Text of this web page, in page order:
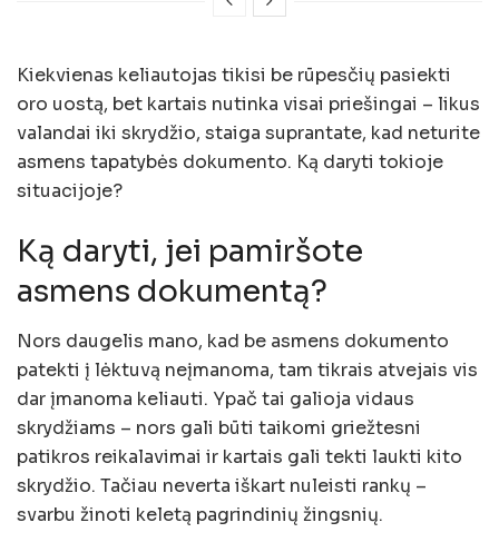
Kiekvienas keliautojas tikisi be rūpesčių pasiekti
oro uostą, bet kartais nutinka visai priešingai – likus
valandai iki skrydžio, staiga suprantate, kad neturite
asmens tapatybės dokumento. Ką daryti tokioje
situacijoje?
Ką daryti, jei pamiršote
asmens dokumentą?
Nors daugelis mano, kad be asmens dokumento
patekti į lėktuvą neįmanoma, tam tikrais atvejais vis
dar įmanoma keliauti. Ypač tai galioja vidaus
skrydžiams – nors gali būti taikomi griežtesni
patikros reikalavimai ir kartais gali tekti laukti kito
skrydžio. Tačiau neverta iškart nuleisti rankų –
svarbu žinoti keletą pagrindinių žingsnių.